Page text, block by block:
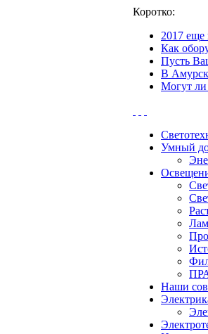
Коротко:
2017 еще
Как
Пусть
В
Могут ли
Умный
Наши